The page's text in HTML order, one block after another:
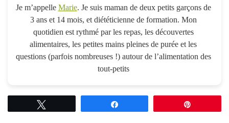
Je m’appelle Marie. Je suis maman de deux petits garçons de
3 ans et 14 mois, et diététicienne de formation. Mon
quotidien est rythmé par les repas, les découvertes
alimentaires, les petites mains pleines de purée et les
questions (parfois nombreuses !) autour de l’alimentation des
tout-petits